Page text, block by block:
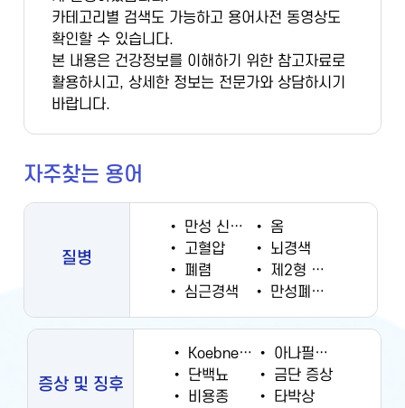
카테고리별 검색도 가능하고 용어사전 동영상도
확인할 수 있습니다.
본 내용은 건강정보를 이해하기 위한 참고자료로
활용하시고, 상세한 정보는 전문가와 상담하시기
바랍니다.
자주찾는 용어
질병
• 만성 신부전증 •
옴
•
고혈압 •
뇌경색
•
폐렴 •
제2형 당뇨병
•
심근경색 • 만성폐쇄성폐질환
증상 및 징후
• Koebner 현상 •
아나필락시스
•
단백뇨 •
금단 증상
•
비용종 •
타박상